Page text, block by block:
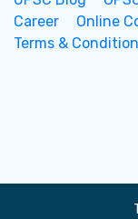
Career
Online
Terms &